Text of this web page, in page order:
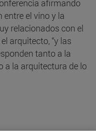
afirmando
entre el vino y la
relacionados con el
arquitecto, “y las
tanto a la
a la arquitectura de lo